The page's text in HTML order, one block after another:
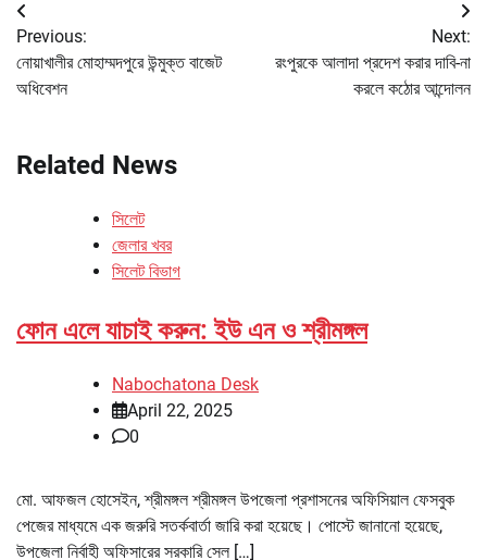
Post
navigation
Previous:
নোয়াখালীর মোহাম্মদপুরে উন্মুক্ত বাজেট
অধিবেশন
Next:
রংপুরকে আলাদা প্রদেশ করার দাবি-না
করলে কঠোর আন্দোলন
Related News
সিলেট
জেলার খবর
সিলেট বিভাগ
ফোন এলে যাচাই করুন: ইউ এন ও শ্রীমঙ্গল
Nabochatona Desk
April 22, 2025
0
মো. আফজল হোসেইন, শ্রীমঙ্গল শ্রীমঙ্গল উপজেলা প্রশাসনের অফিসিয়াল ফেসবুক
পেজের মাধ্যমে এক জরুরি সতর্কবার্তা জারি করা হয়েছে। পোস্টে জানানো হয়েছে,
উপজেলা নির্বাহী অফিসারের সরকারি সেল […]